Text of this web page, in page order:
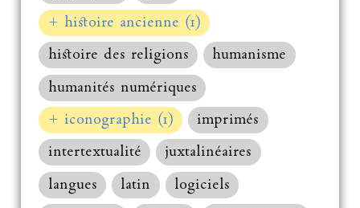
+ histoire ancienne (1)
histoire des religions
humanisme
humanités numériques
+ iconographie (1)
imprimés
intertextualité
juxtalinéaires
langues
latin
logiciels